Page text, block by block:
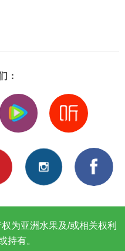
：
为亚洲水果及/或相关权利
持有。